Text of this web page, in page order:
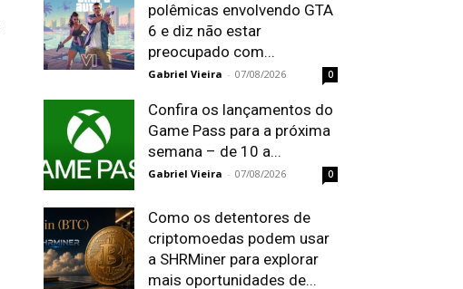
polêmicas envolvendo GTA
6 e diz não estar
preocupado com...
Gabriel Vieira - 07/08/2026 0
Confira os lançamentos do
Game Pass para a próxima
semana – de 10 a...
Gabriel Vieira - 07/08/2026 0
Como os detentores de
criptomoedas podem usar
a SHRMiner para explorar
mais oportunidades de...